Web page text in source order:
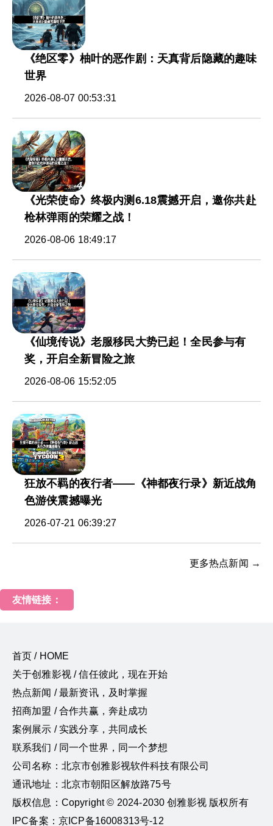
《绝区零》柚叶的恶作剧：天真背后隐藏的趣味
世界
2026-08-07 00:53:31
《光荣使命》终极内测6.18震撼开启，邀你共赴
枪林弹雨的荣耀之战！
2026-08-06 18:49:17
《仙境传说》老服移民大势已起！全民参与有
奖，开启全新冒险之旅
2026-08-06 15:52:05
狂放不羁的夜行者——《神都夜行录》新近战角
色游侠震撼曝光
2026-07-21 06:39:27
更多热点新闻 →
友情链接：
首页 / HOME
关于创雅影视 / 信任彼此，现在开始
热点新闻 / 最新资讯，及时掌握
招商加盟 / 合作共赢，奔赴成功
案例展示 / 实践分享，共同成长
联系我们 / 同一个世界，同一个梦想
公司名称：北京市创雅影视软件科技有限公司
通讯地址：北京市朝阳区解放路75号
版权信息：Copyright © 2024-2030 创雅影视 版权所有
IPC备案：京ICP备16008313号-12